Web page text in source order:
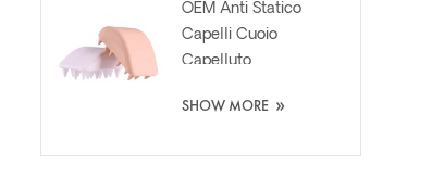
OEM Anti Statico
Capelli Cuoio
Capelluto
Shampoo Lavaggio
SHOW MORE »